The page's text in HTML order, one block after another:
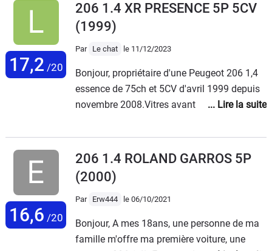
17,2 /20
206 1.4 XR PRESENCE 5P 5CV
(1999)
Par Le chat le 11/12/2023
Bonjour, propriétaire d'une Peugeot 206 1,4
essence de 75ch et 5CV d'avril 1999 depuis
novembre 2008.Vitres avant électriques.
500km et aujourd'hui elle totalise près de
230 000km et roule toujours et va continuer
à rouler encore longtemps (je prophétise
dans le Nom de J.C Amen).Véhicule que
j'apprécie beaucoup car malgré l'âge elle fait
l'utilise au quotidien en ville et voies rapides
(110km/h) la ou elle est vraiment à
16,6 /20
206 1.4 ROLAND GARROS 5P
(2000)
Par Erw444 le 06/10/2021
Bonjour, A mes 18ans, une personne de ma
famille m'offre ma première voiture, une